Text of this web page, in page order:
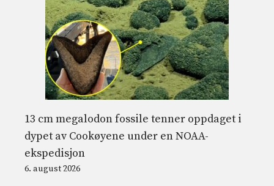
13 cm megalodon fossile tenner oppdaget i
dypet av Cookøyene under en NOAA-
ekspedisjon
6. august 2026